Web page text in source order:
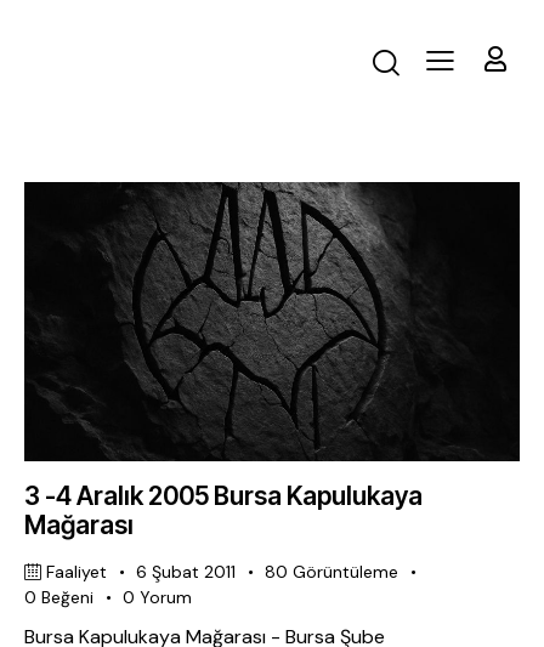
3 -4 Aralık 2005 Bursa Kapulukaya
Mağarası
Faaliyet 6 Şubat 2011 80 Görüntüleme
0 Beğeni 0 Yorum
Bursa Kapulukaya Mağarası - Bursa Şube